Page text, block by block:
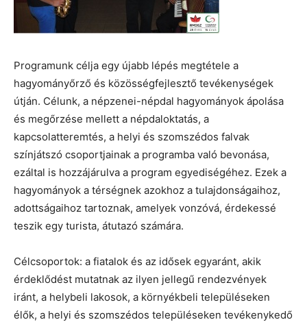
Programunk célja egy újabb lépés megtétele a
hagyományőrző és közösségfejlesztő tevékenységek
útján. Célunk, a népzenei-népdal hagyományok ápolása
és megőrzése mellett a népdaloktatás, a
kapcsolatteremtés, a helyi és szomszédos falvak
színjátszó csoportjainak a programba való bevonása,
ezáltal is hozzájárulva a program egyediségéhez. Ezek a
hagyományok a térségnek azokhoz a tulajdonságaihoz,
adottságaihoz tartoznak, amelyek vonzóvá, érdekessé
teszik egy turista, átutazó számára.
Célcsoportok: a fiatalok és az idősek egyaránt, akik
érdeklődést mutatnak az ilyen jellegű rendezvények
iránt, a helybeli lakosok, a környékbeli településeken
élők, a helyi és szomszédos településeken tevékenykedő